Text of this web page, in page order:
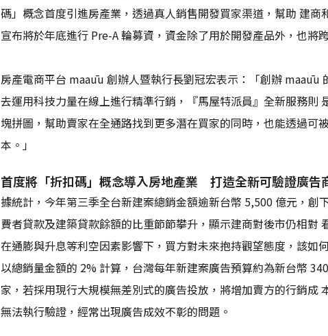
碼」概念首度引進房產業，透過真人銷售開發買家渠道，幫助 建
宣布將於年底進行 Pre-A 輪募資，資金除了用於開發產品外，也將
房產電商平台 maaūu 創辦人暨執行長劉冠宏表示：「創辦 maaūu
去運用科技力量在線上進行精準行銷，『馬屋特派員』全新服務則
塊拼圖，幫助賣家在全通路找到更多潛在買家的同時，也能透過
本。」
首度將「折扣碼」概念導入房地產業 打造全新可驗證廣告
據統計，今年第三季全台新建案總銷金額逾新台幣 5,500 億元，
費者貸款及建築貸款餘額的比重節節攀升，顯示建商對後市仍相對
在通膨與升息等利空因素影響下，買方對未來抱持觀望態度，該如
以總銷量金額的 2% 計算，台灣每年新建案廣告預算約為新台幣
家，若採用現行大規模無差別式的廣告投放，將增加賣方的行銷成
無法執行驗證，經常出現廣告成效不彰的問題。